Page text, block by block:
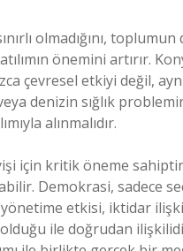
olmadığını,
önemini artırır.
çevresel etkiyi değil,
denizin sığlık
alınmalıdır.
için kritik öneme
Demokrasi, sadece
etkisi, iktidar
ile doğrudan